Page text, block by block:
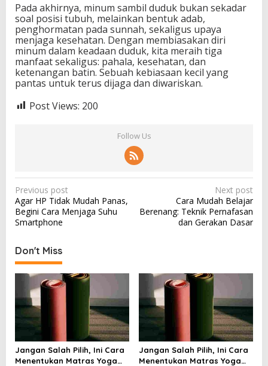
Pada akhirnya, minum sambil duduk bukan sekadar
soal posisi tubuh, melainkan bentuk adab,
penghormatan pada sunnah, sekaligus upaya
menjaga kesehatan. Dengan membiasakan diri
minum dalam keadaan duduk, kita meraih tiga
manfaat sekaligus: pahala, kesehatan, dan
ketenangan batin. Sebuah kebiasaan kecil yang
pantas untuk terus dijaga dan diwariskan.
Post Views: 200
Follow Us
P
o
s
n
a
i
g
a
t
Previous post
Agar HP Tidak Mudah Panas,
Begini Cara Menjaga Suhu
Smartphone
Next post
Cara Mudah Belajar
Berenang: Teknik Pernafasan
dan Gerakan Dasar
Don't Miss
Jangan Salah Pilih, Ini Cara
Menentukan Matras Yoga
Jangan Salah Pilih, Ini Cara
Menentukan Matras Yoga